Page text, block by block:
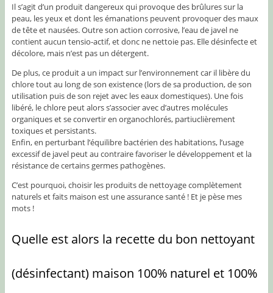
Il s’agit d’un produit dangereux qui provoque des brûlures sur la
peau, les yeux et dont les émanations peuvent provoquer des maux
de tête et nausées. Outre son action corrosive, l’eau de javel ne
contient aucun tensio-actif, et donc ne nettoie pas. Elle désinfecte et
décolore, mais n’est pas un détergent.
De plus, ce produit a un impact sur l’environnement car il libère du
chlore tout au long de son existence (lors de sa production, de son
utilisation puis de son rejet avec les eaux domestiques). Une fois
libéré, le chlore peut alors s’associer avec d’autres molécules
organiques et se convertir en organochlorés, partiuclièrement
toxiques et persistants.
Enfin, en perturbant l’équilibre bactérien des habitations, l’usage
excessif de javel peut au contraire favoriser le développement et la
résistance de certains germes pathogènes.
C’est pourquoi, choisir les produits de nettoyage complètement
naturels et faits maison est une assurance santé ! Et je pèse mes
mots !
Quelle est alors la recette du bon nettoyant
(désinfectant) maison 100% naturel et 100%